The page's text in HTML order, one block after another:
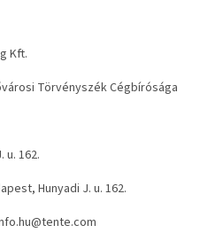
Kft.
Törvényszék Cégbírósága
u. 162.
Hunyadi J. u. 162.